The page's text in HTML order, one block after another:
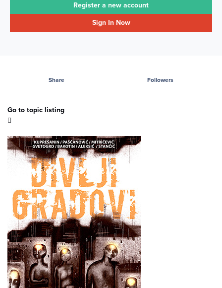
Register a new account
Sign In Now
Share Followers
Go to topic listing